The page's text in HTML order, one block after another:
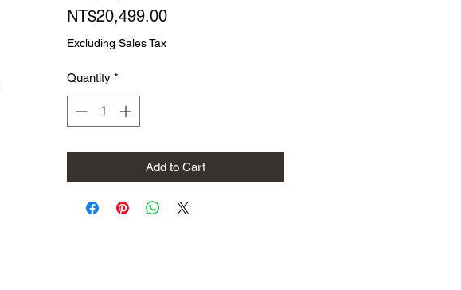
NT$20,499.00Sale
Price
Excluding Sales Tax
Quantity *
Add to Cart